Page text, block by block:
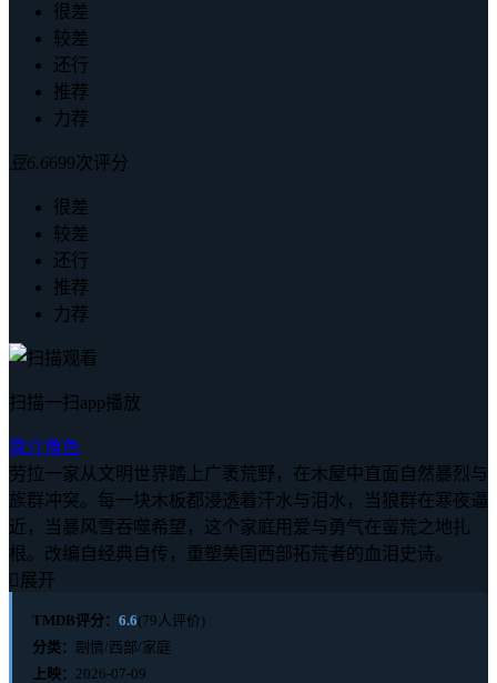
很差
较差
还行
推荐
力荐
豆6.6699次评分
很差
较差
还行
推荐
力荐
扫描一扫app播放
简介角色
劳拉一家从文明世界踏上广袤荒野，在木屋中直面自然暴烈与
族群冲突。每一块木板都浸透着汗水与泪水，当狼群在寒夜逼
近，当暴风雪吞噬希望，这个家庭用爱与勇气在蛮荒之地扎
根。改编自经典自传，重塑美国西部拓荒者的血泪史诗。
 展开
TMDB评分： 6.6(79人评价)
分类：
剧情/西部/家庭
上映： 2026-07-09